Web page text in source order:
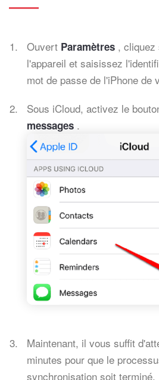
Ouvert Paramètres , cliquez
l'appareil et saisissez
mot de passe de l'iPhone de
Sous iCloud, activez le
messages .
Maintenant, il vous suffit
minutes pour que le
synchronisation soit terminé.